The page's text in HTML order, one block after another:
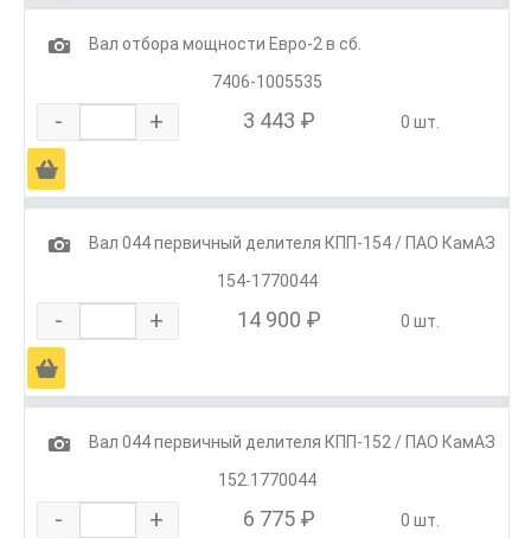
1
Вал отбора мощности Евро-2 в сб.
7406-1005535
- + 3 443 ₽ 0 шт.
Ä
1
Вал 044 первичный делителя КПП-154 / ПАО КамАЗ
154-1770044
- + 14 900 ₽ 0 шт.
Ä
1
Вал 044 первичный делителя КПП-152 / ПАО КамАЗ
152.1770044
- + 6 775 ₽ 0 шт.